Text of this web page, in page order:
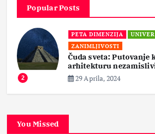
Popular Posts
2
PETA DIMENZIJA
ZANIMLJIVOSTI
Čuda sveta:
arhitekturu
29 Aprila, 2024
You Missed